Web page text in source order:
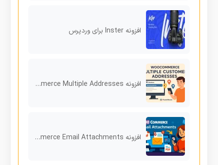
افزونه Inster برای وردپرس
افزونه WooCommerce Multiple Addresses تجربه خرید چندمقصدی برای فروشگاه‌های حرفه‌ای
افزونه WooCommerce Email Attachments ارسال فایل همراه ایمیل سفارش ووکامرس